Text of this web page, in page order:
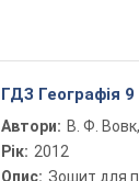
ГДЗ Географія 9
Автори: В. Ф.
Рік: 2012
Опис: Зошит для